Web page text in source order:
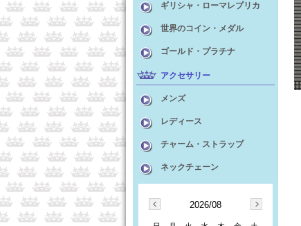
ギリシャ・ローマレプリカ
世界のコイン・メダル
ゴールド・プラチナ
アクセサリー
メンズ
レディース
チャーム・ストラップ
ネックチェーン
2026/08